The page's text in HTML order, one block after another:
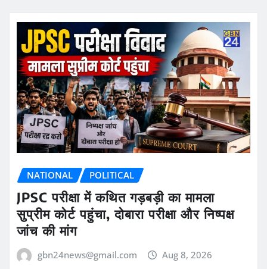
NATIONAL POLITICAL
JPSC परीक्षा में कथित गड़बड़ी का मामला
सुप्रीम कोर्ट पहुंचा, दोबारा परीक्षा और निष्पक्ष
जांच की मांग
gbn24news@gmail.com Aug 8, 2026